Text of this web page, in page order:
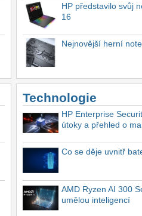
HP představilo svůj
16
Nejnovější herní
Technologie
HP Enterprise
útoky a přehled o
Co se děje uvnitř
AMD Ryzen AI 300
umělou inteligencí